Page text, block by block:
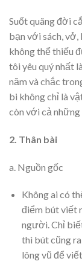
Suốt quãng đời
bạn với sách,
không thể thiếu
tôi yêu quý nhất
năm và chắc
bi không chỉ là
còn với cả những
2. Thân bài
a. Nguồn gốc
Không ai có
điểm bút viết
người. Chỉ
thì bút cũng
lông vũ để